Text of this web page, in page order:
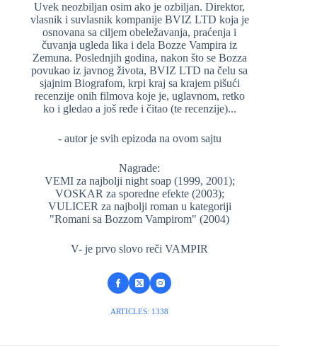
Uvek neozbiljan osim ako je ozbiljan. Direktor,
vlasnik i suvlasnik kompanije BVIZ LTD koja je
osnovana sa ciljem obeležavanja, praćenja i
čuvanja ugleda lika i dela Bozze Vampira iz
Zemuna. Poslednjih godina, nakon što se Bozza
povukao iz javnog života, BVIZ LTD na čelu sa
sjajnim Biografom, krpi kraj sa krajem pišući
recenzije onih filmova koje je, uglavnom, retko
ko i gledao a još ređe i čitao (te recenzije)...
- autor je svih epizoda na ovom sajtu
Nagrade:
VEMI za najbolji night soap (1999, 2001);
VOSKAR za sporedne efekte (2003);
VULICER za najbolji roman u kategoriji
"Romani sa Bozzom Vampirom" (2004)
V- je prvo slovo reči VAMPIR
ARTICLES: 1338